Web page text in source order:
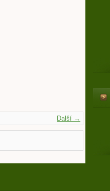
Další →